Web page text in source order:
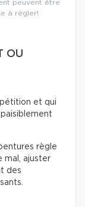
peuvent être
à régler!
OU
et qui
règle
mal, ajuster
des